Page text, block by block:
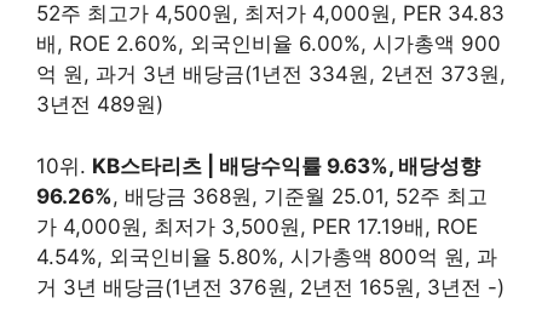
52주 최고가 4,500원, 최저가 4,000원, PER 34.83
배, ROE 2.60%, 외국인비율 6.00%, 시가총액 900
억 원, 과거 3년 배당금(1년전 334원, 2년전 373원,
3년전 489원)
10위. KB스타리츠 | 배당수익률 9.63%, 배당성향
96.26%, 배당금 368원, 기준월 25.01, 52주 최고
가 4,000원, 최저가 3,500원, PER 17.19배, ROE
4.54%, 외국인비율 5.80%, 시가총액 800억 원, 과
거 3년 배당금(1년전 376원, 2년전 165원, 3년전 -)